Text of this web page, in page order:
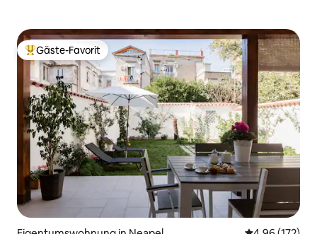
Beliebter Gäste-Favorit.
Gäste-Favorit